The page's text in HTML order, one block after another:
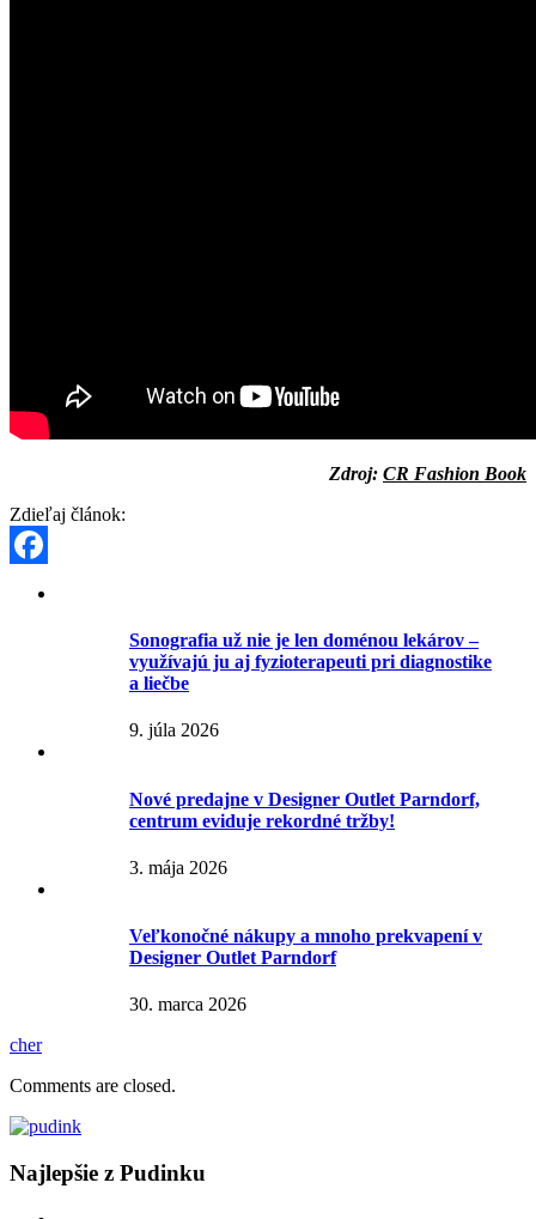
Zdroj: CR Fashion Book
Zdieľaj článok:
Sonografia už nie je len doménou lekárov –
využívajú ju aj fyzioterapeuti pri diagnostike
a liečbe
9. júla 2026
Nové predajne v Designer Outlet Parndorf,
centrum eviduje rekordné tržby!
3. mája 2026
Veľkonočné nákupy a mnoho prekvapení v
Designer Outlet Parndorf
30. marca 2026
cher
Comments are closed.
Najlepšie z Pudinku